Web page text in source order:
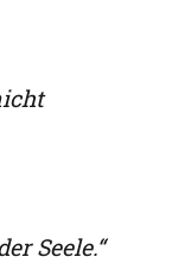
Seele.“